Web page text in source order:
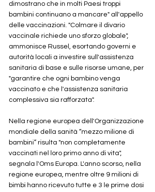
dimostrano che in molti Paesi troppi
bambini continuano a mancare" all'appello
delle vaccinazioni. "Colmare il divario
vaccinale richiede uno sforzo globale",
ammonisce Russel, esortando governi e
autorità locali a investire sull'assistenza
sanitaria di base e sulle risorse umane, per
"garantire che ogni bambino venga
vaccinato e che l'assistenza sanitaria
complessiva sia rafforzata".
Nella regione europea dell'Organizzazione
mondiale della sanità “mezzo milione di
bambini” risulta "non completamente
vaccinati nel loro primo anno di vita",
segnala l'Oms Europa. L'anno scorso, nella
regione europea, mentre oltre 9 milioni di
bimbi hanno ricevuto tutte e 3 le prime dosi